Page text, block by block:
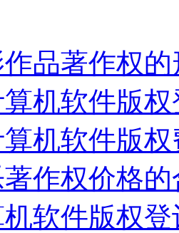
品著作权的
机软件版
机软件版
作权价格
机软件版权